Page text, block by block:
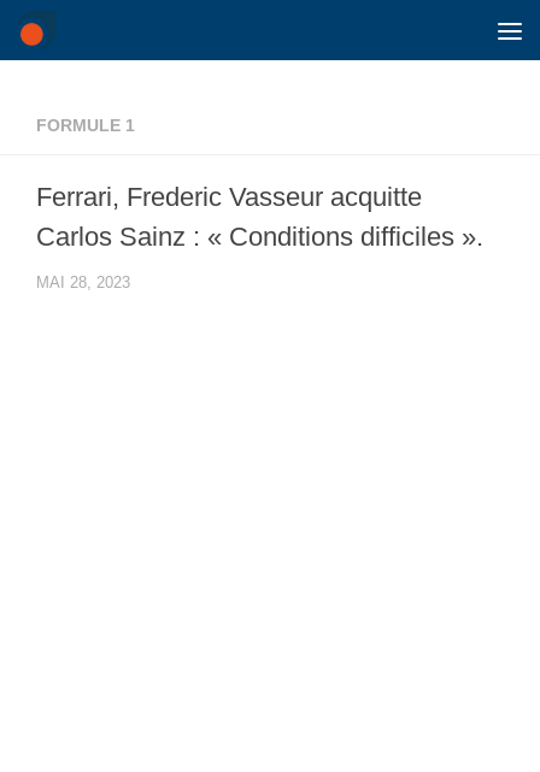
Skip to content
FORMULE 1
Ferrari, Frederic Vasseur acquitte
Carlos Sainz : « Conditions difficiles ».
MAI 28, 2023